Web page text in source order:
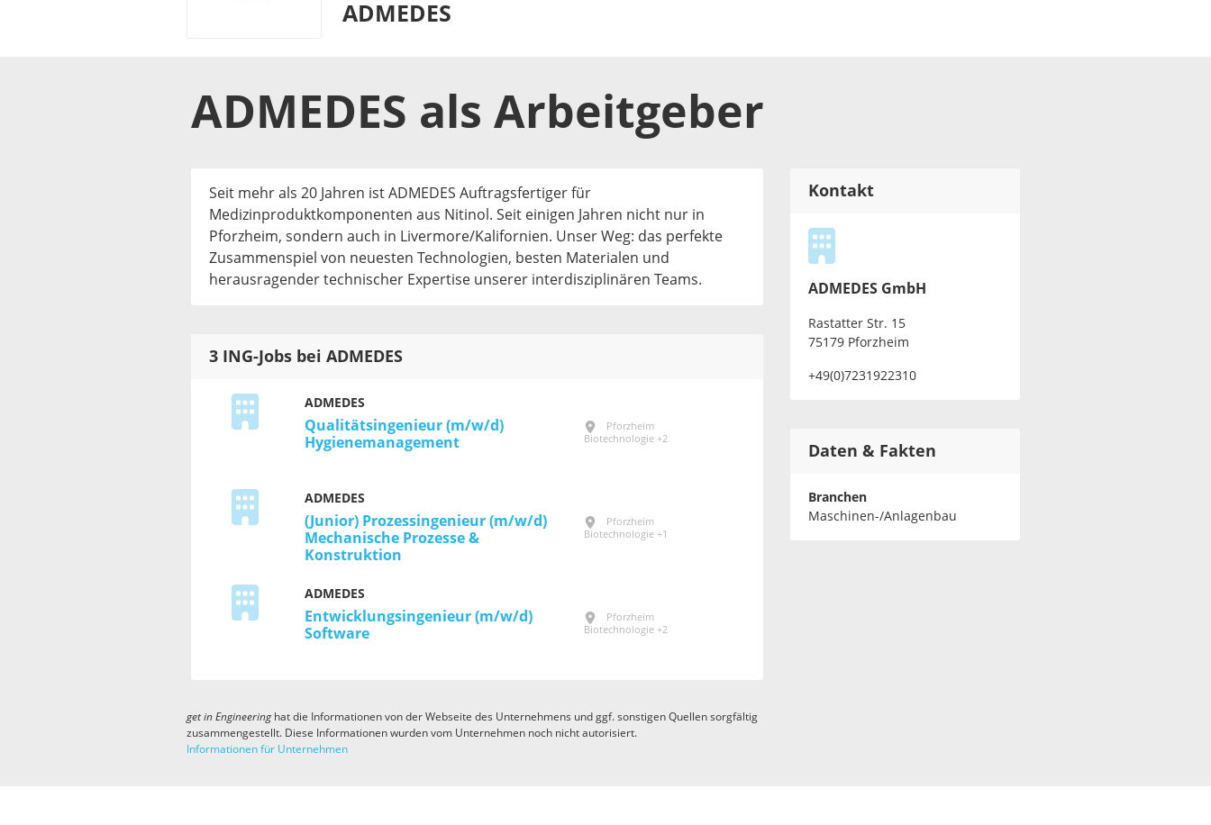
ADMEDES
ADMEDES als Arbeitgeber
Seit mehr als 20 Jahren ist ADMEDES Auftragsfertiger für
Medizinproduktkomponenten aus Nitinol. Seit einigen Jahren nicht nur in
Pforzheim, sondern auch in Livermore/Kalifornien. Unser Weg: das perfekte
Zusammenspiel von neuesten Technologien, besten Materialen und
herausragender technischer Expertise unserer interdisziplinären Teams.
3 ING-Jobs bei ADMEDES
ADMEDES
Qualitätsingenieur (m/w/d)
Hygienemanagement
Pforzheim
Biotechnologie +2
ADMEDES
(Junior) Prozessingenieur (m/w/d)
Mechanische Prozesse &
Konstruktion
Pforzheim
Biotechnologie +1
ADMEDES
Entwicklungsingenieur (m/w/d)
Software
Pforzheim
Biotechnologie +2
Kontakt
ADMEDES GmbH
Rastatter Str. 15
75179 Pforzheim
+49(0)7231922310
Daten & Fakten
Branchen
Maschinen-/Anlagenbau
get in Engineeringhat die Informationen von der Webseite des Unternehmens und ggf. sonstigen Quellen sorgfältig
zusammengestellt. Diese Informationen wurden vom Unternehmen noch nicht autorisiert.
Informationen für Unternehmen